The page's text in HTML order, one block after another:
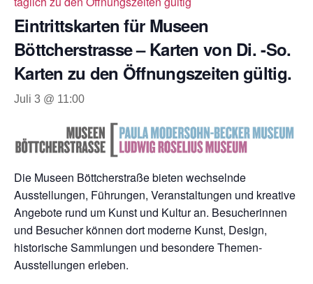
Eintrittskarten für Museen
Böttcherstrasse – Karten von Di. -So.
Karten zu den Öffnungszeiten gültig.
Juli 3 @ 11:00
Die Museen Böttcherstraße bieten wechselnde
Ausstellungen, Führungen, Veranstaltungen und kreative
Angebote rund um Kunst und Kultur an. Besucherinnen
und Besucher können dort moderne Kunst, Design,
historische Sammlungen und besondere Themen-
Ausstellungen erleben.